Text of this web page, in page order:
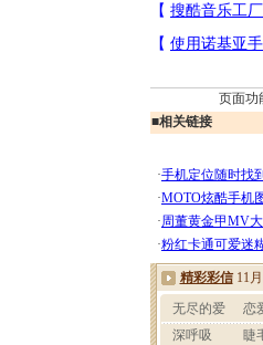
页面功
■相关链接